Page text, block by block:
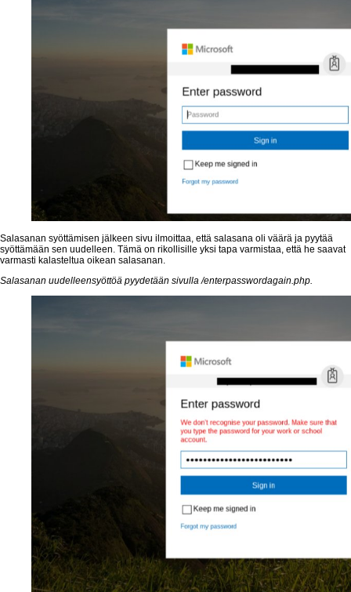
Salasanan syöttämisen jälkeen sivu ilmoittaa, että salasana oli väärä ja pyytää
syöttämään sen uudelleen. Tämä on rikollisille yksi tapa varmistaa, että he saavat
varmasti kalasteltua oikean salasanan.
Salasanan uudelleensyöttöä pyydetään sivulla /enterpasswordagain.php.